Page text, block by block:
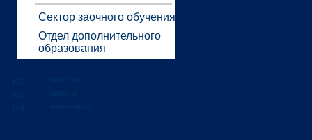
Сектор заочного обучения
Отдел дополнительного
образования